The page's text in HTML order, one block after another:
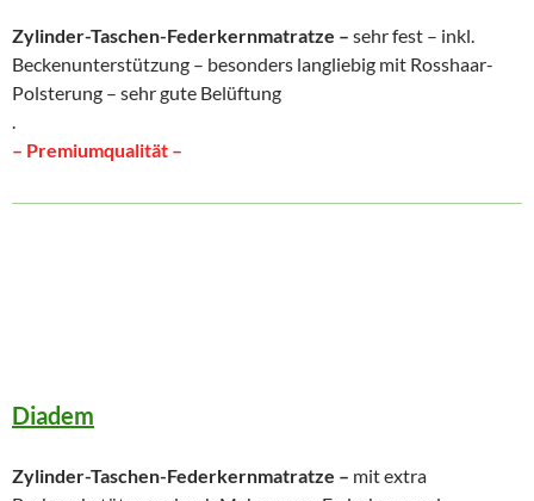
Zylinder-Taschen-Federkernmatratze – sehr fest – inkl.
Beckenunterstützung – besonders langliebig mit Rosshaar-
Polsterung – sehr gute Belüftung
.
– Premiumqualität –
Diadem
Zylinder-Taschen-Federkernmatratze – mit extra